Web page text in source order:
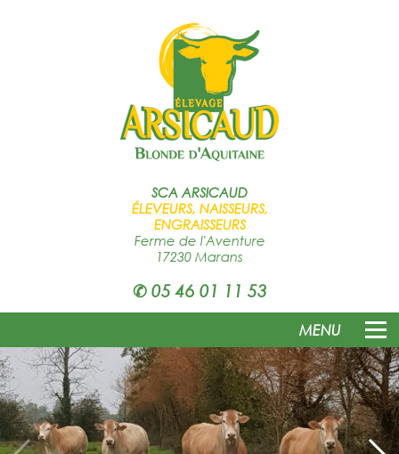
SCA ARSICAUD
ÉLEVEURS, NAISSEURS,
ENGRAISSEURS
Ferme de l'Aventure
17230 Marans
✆ 05 46 01 11 53
MENU